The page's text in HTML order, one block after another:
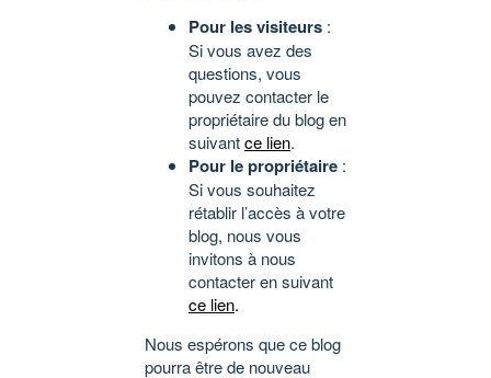
Pour les visiteurs :
Si vous avez des
questions, vous
pouvez contacter le
propriétaire du blog en
suivantce lien.
Pour le propriétaire :
Si vous souhaitez
rétablir l’accès à votre
blog, nous vous
invitons à nous
contacter en suivant
ce lien.
Nous espérons que ce blog
pourra être de nouveau